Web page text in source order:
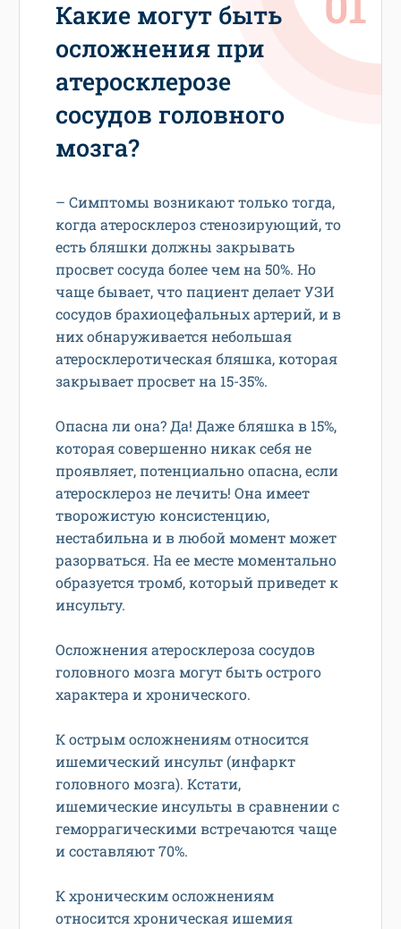
Какие могут быть
осложнения при
атеросклерозе
сосудов головного
мозга?
– Симптомы возникают только тогда,
когда атеросклероз стенозирующий, то
есть бляшки должны закрывать
просвет сосуда более чем на 50%. Но
чаще бывает, что пациент делает УЗИ
сосудов брахиоцефальных артерий, и в
них обнаруживается небольшая
атеросклеротическая бляшка, которая
закрывает просвет на 15-35%.
Опасна ли она? Да! Даже бляшка в 15%,
которая совершенно никак себя не
проявляет, потенциально опасна, если
атеросклероз не лечить! Она имеет
творожистую консистенцию,
нестабильна и в любой момент может
разорваться. На ее месте моментально
образуется тромб, который приведет к
инсульту.
Осложнения атеросклероза сосудов
головного мозга могут быть острого
характера и хронического.
К острым осложнениям относится
ишемический инсульт (инфаркт
головного мозга). Кстати,
ишемические инсульты в сравнении с
геморрагическими встречаются чаще
и составляют 70%.
К хроническим осложнениям
относится хроническая ишемия